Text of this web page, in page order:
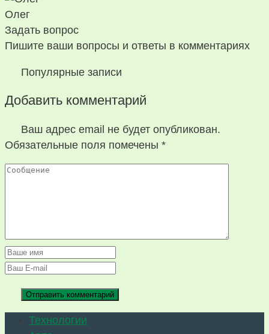
Олег
Задать вопрос
Пишите ваши вопросы и ответы в комментариях
Популярные записи
Добавить комментарий
Ваш адрес email не будет опубликован.
Обязательные поля помечены *
Технологии